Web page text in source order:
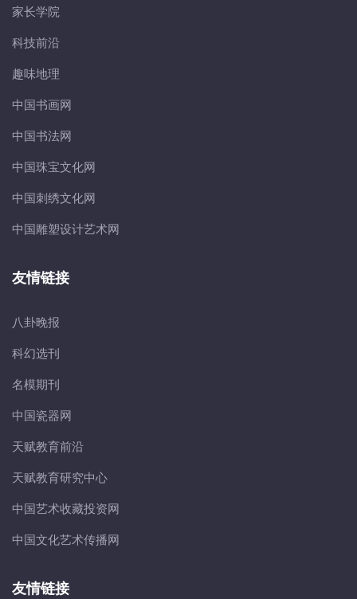
家长学院
科技前沿
趣味地理
中国书画网
中国书法网
中国珠宝文化网
中国刺绣文化网
中国雕塑设计艺术网
友情链接
八卦晚报
科幻选刊
名模期刊
中国瓷器网
天赋教育前沿
天赋教育研究中心
中国艺术收藏投资网
中国文化艺术传播网
友情链接